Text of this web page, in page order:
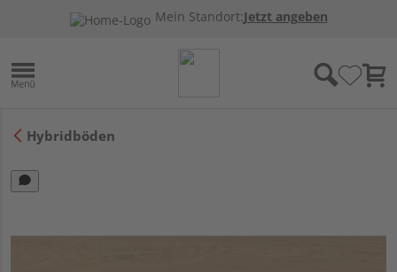
Mein Standort:Jetzt angeben
Hybridböden